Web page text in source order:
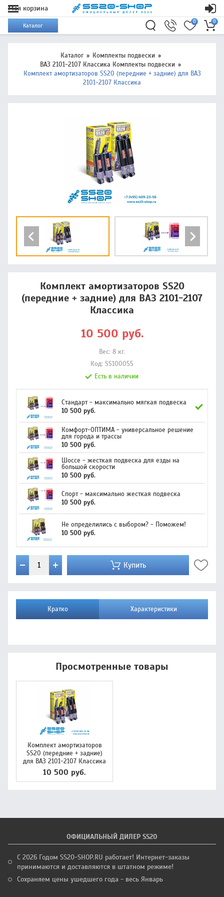
Моя корзина
Каталог
0
0
Каталог
Комплекты подвески
ВАЗ 2101-2107 Классика Комплекты подвески
Комплект амортизаторов SS20 (передние + задние) для ВАЗ
2101-2107 Классика
Комплект амортизаторов SS20
(передние + задние) для ВАЗ 2101-2107
Классика
10 500 руб.
Вес: 8 кг.
Код: SS100055
Есть в наличии
Стандарт - максимально мягкая подвеска
10 500 руб.
Комфорт-ОПТИМА - универсальное решение
для города и трассы
10 500 руб.
Шоссе - жесткая подвеска для езды на
большой скорости
10 500 руб.
Спорт - максимально жесткая подвеска
10 500 руб.
Не определились с выбором? - Поможем!
10 500 руб.
Купить
Кратко Характеристики
Просмотренные товары
Комплект амортизаторов
SS20 (передние + задние)
для ВАЗ 2101-2107 Классика
10 500 руб.
ОФИЦИАЛЬНЫЙ ДИЛЕР SS20
С 2026 Годом SS20-SHOP.RU работает! Интернет-заказы
принимаются и доставляются в штатном режиме!
Сохраняем цены ушедшего года - весь Январь